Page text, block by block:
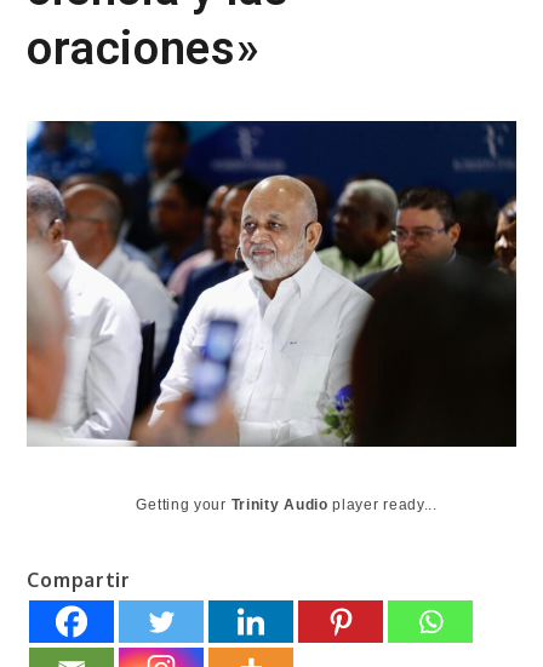
oraciones»
Getting your Trinity Audio player ready...
Compartir